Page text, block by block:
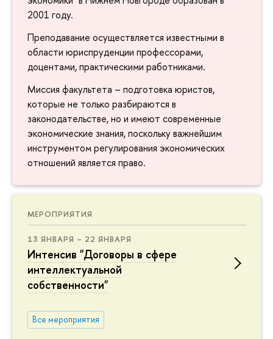
2001 году.
Преподавание осуществляется известными в
области юриспруденции профессорами,
доцентами, практическими работниками.
Миссия факультета – подготовка юристов,
которые не только разбираются в
законодательстве, но и имеют современные
экономические знания, поскольку важнейшим
инструментом регулирования экономических
отношений является право.
МЕРОПРИЯТИЯ
13 ЯНВАРЯ – 22 ЯНВАРЯ
Интенсив "Договоры в сфере
интеллектуальной
собственности"
Все мероприятия